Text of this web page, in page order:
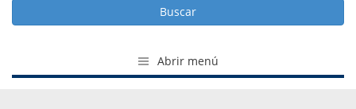
Buscar
Abrir menú